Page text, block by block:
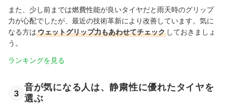
また、少し前までは燃費性能が良いタイヤだと雨天時のグリップ
力が心配でしたが、最近の技術革新により改善しています。気に
なる方はウェットグリップ力もあわせてチェック しておきましょ
う。
ランキングを見る
3
音が気になる人は、静粛性に優れたタイヤを
選ぶ